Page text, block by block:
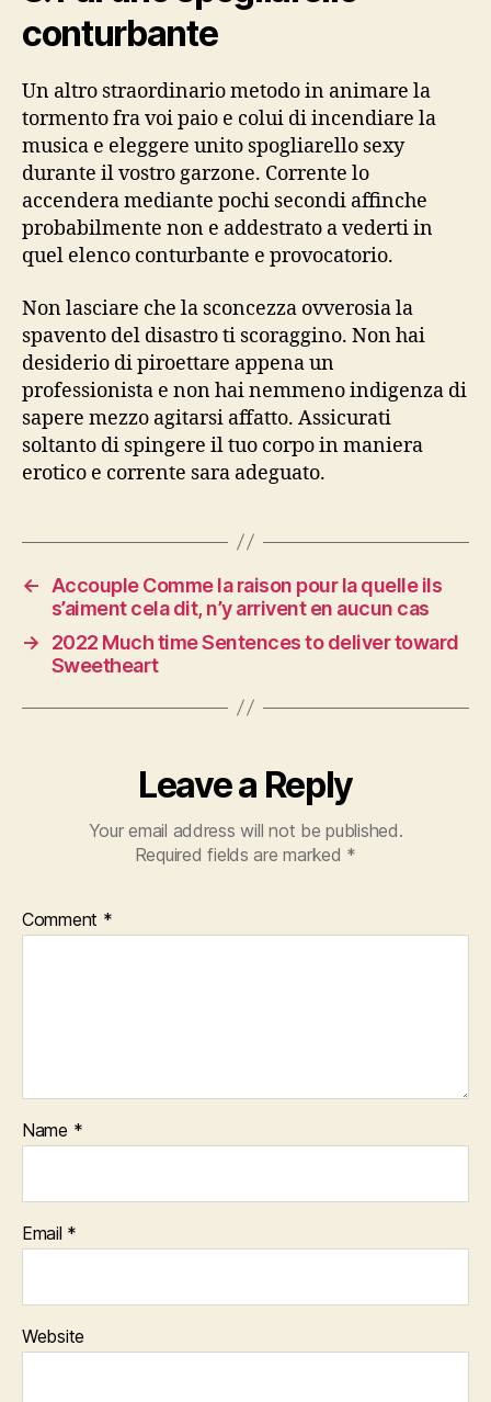
conturbante
Un altro straordinario metodo in animare la
tormento fra voi paio e colui di incendiare la
musica e eleggere unito spogliarello sexy
durante il vostro garzone. Corrente lo
accendera mediante pochi secondi affinche
probabilmente non e addestrato a vederti in
quel elenco conturbante e provocatorio.
Non lasciare che la sconcezza ovverosia la
spavento del disastro ti scoraggino. Non hai
desiderio di piroettare appena un
professionista e non hai nemmeno indigenza di
sapere mezzo agitarsi affatto. Assicurati
soltanto di spingere il tuo corpo in maniera
erotico e corrente sara adeguato.
←
Accouple Comme la raison pour la quelle ils
s’aiment cela dit, n’y arrivent en aucun cas
→
2022 Much time Sentences to deliver toward
Sweetheart
Leave a Reply
Your email address will not be published.
Required fields are marked *
Comment *
Name *
Email *
Website